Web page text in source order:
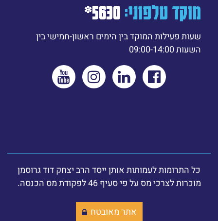
מוקד טלפוני: 5630*
שעות פעילות המוקד בין הימים ראשון-חמישי בין
השעות 09:00-14:00
אתר מאובטח
כל התרומות לעמותות אותן ייסד הרב יצחק דוד גרוסמן
מוכרות לצרכי מס על פי סעיף 46 לפקודת מס הכנסה.